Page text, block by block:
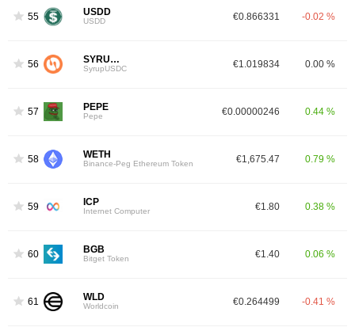
55 USDD
USDD €0.866331 -0.02 %
56 SYRUPUSDC
SyrupUSDC €1.019834 0.00 %
57 PEPE
Pepe €0.00000246 0.44 %
58 WETH
Binance-Peg Ethereum Token €1,675.47 0.79 %
59 ICP
Internet Computer €1.80 0.38 %
60 BGB
Bitget Token €1.40 0.06 %
61 WLD
Worldcoin €0.264499 -0.41 %